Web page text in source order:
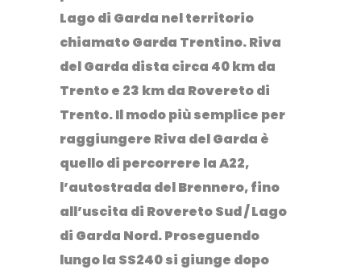
Lago di Garda nel territorio
chiamatoGarda Trentino. Riva
del Garda dista circa 40 km da
Trento e 23 km da Rovereto di
Trento. Il modo più semplice per
raggiungere Riva del Garda è
quello di percorrere la A22,
l’autostrada del Brennero, fino
all’uscita di Rovereto Sud / Lago
di Garda Nord. Proseguendo
lungo la SS240 si giunge dopo